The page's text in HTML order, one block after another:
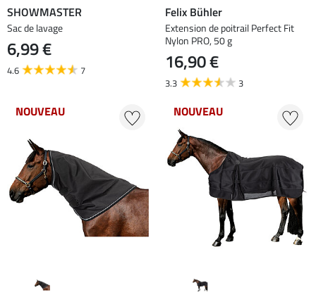
SHOWMASTER
Sac de lavage
6,99 €
4.6 7
Felix Bühler
Extension de poitrail Perfect Fit
Nylon PRO, 50 g
16,90 €
3.3 3
NOUVEAU NOUVEAU